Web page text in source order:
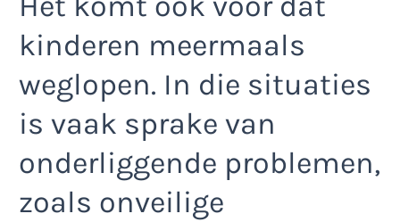
kinderen meermaals
weglopen. In die situaties
is vaak sprake van
onderliggende problemen,
zoals onveilige